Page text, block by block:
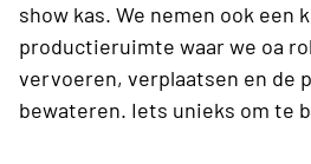
show kas. We nemen ook een
productieruimte waar we oa
vervoeren, verplaatsen en de
bewateren. Iets unieks om te